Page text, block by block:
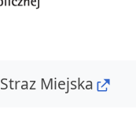
Straz Miejska